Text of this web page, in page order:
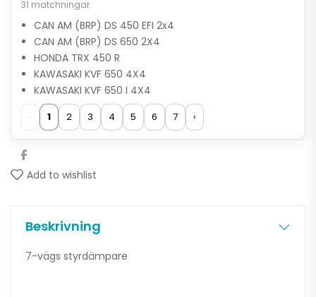
31 matchningar
CAN AM (BRP) DS 450 EFI 2x4
CAN AM (BRP) DS 650 2X4
HONDA TRX 450 R
KAWASAKI KVF 650 4X4
KAWASAKI KVF 650 I 4X4
‹ 1 2 3 4 5 6 7 ›
Add to wishlist
Beskrivning
7-vägs styrdämpare